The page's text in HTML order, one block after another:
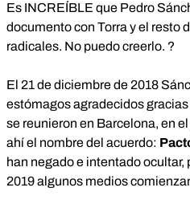
Es INCREÍBLE que Pedro
documento con Torra y el resto
radicales. No puedo creerlo. ?
El 21 de diciembre de 2018
estómagos agradecidos
se reunieron en Barcelona, en
ahí el nombre del acuerdo:
han negado e intentado ocultar,
2019 algunos medios